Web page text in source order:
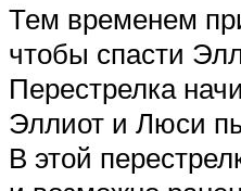
Тем временем
чтобы спасти
Перестрелка
Эллиот и Люси
В этой